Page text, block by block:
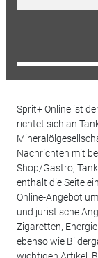
Sprit+ Online ist
richtet sich an
Nachrichten mit
Shop/Gastro,
enthält die Seite
Online-Angebot
und juristische
Zigaretten,
ebenso wie